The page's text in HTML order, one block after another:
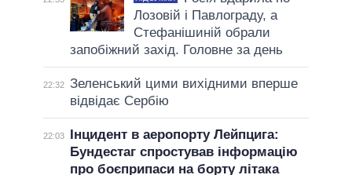
Лозовій і Павлограду, а
Стефанішиній обрали
запобіжний захід. Головне за день
22:32 Зеленський цими вихідними вперше
відвідає Сербію
22:03
Інцидент в аеропорту Лейпцига:
Бундестаг спростував інформацію
про боєприпаси на борту літака